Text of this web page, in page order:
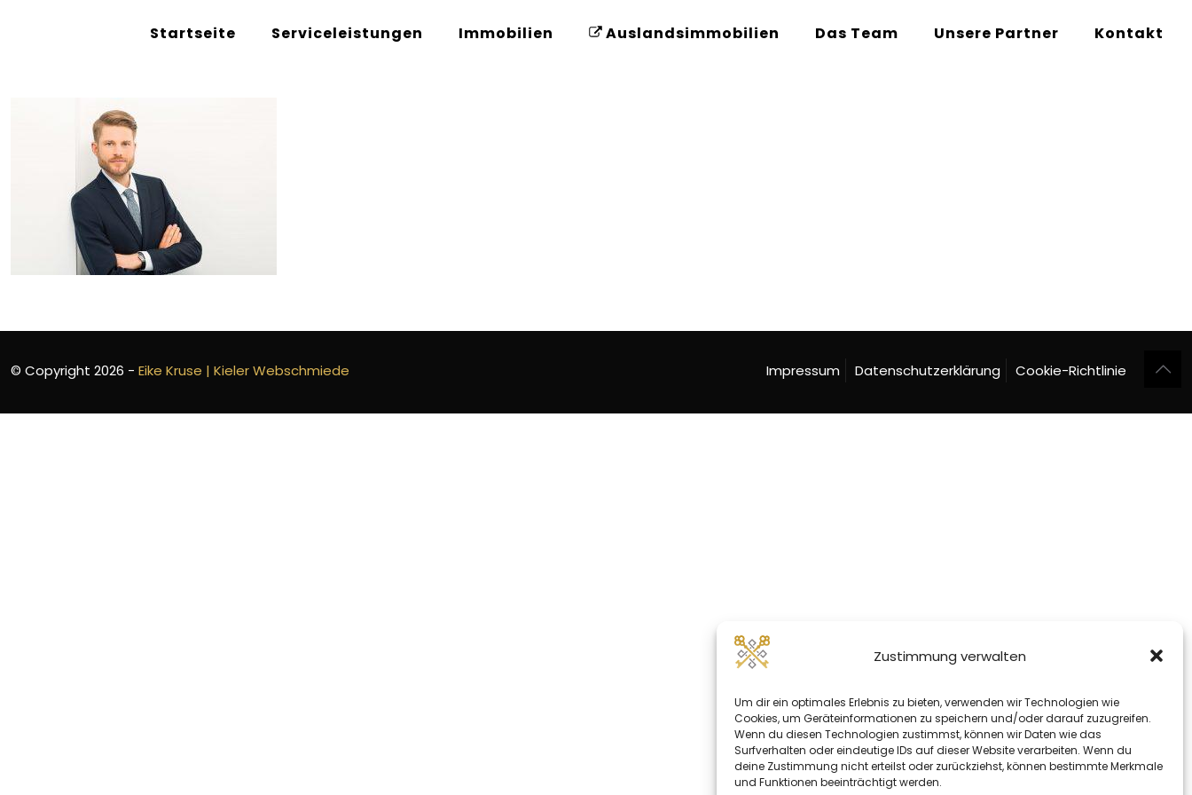
Zustimmung verwalten
Um dir ein optimales Erlebnis zu bieten, verwenden wir Technologien wie
Cookies, um Geräteinformationen zu speichern und/oder darauf zuzugreifen.
Wenn du diesen Technologien zustimmst, können wir Daten wie das
Surfverhalten oder eindeutige IDs auf dieser Website verarbeiten. Wenn du
deine Zustimmung nicht erteilst oder zurückziehst, können bestimmte Merkmale
und Funktionen beeinträchtigt werden.
Startseite Serviceleistungen Immobilien Auslandsimmobilien Das Team Unsere Partner Kontakt
© Copyright 2026 - Eike Kruse | Kieler Webschmiede Impressum Datenschutzerklärung Cookie-Richtlinie